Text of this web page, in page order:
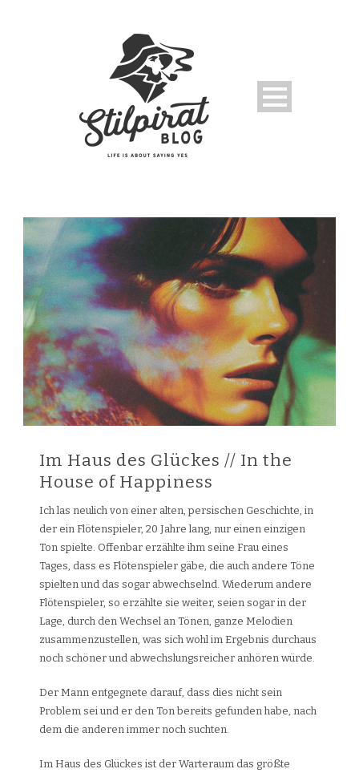
Im Haus des Glückes // In the
House of Happiness
Ich las neulich von einer alten, persischen Geschichte, in
der ein Flötenspieler, 20 Jahre lang, nur einen einzigen
Ton spielte. Offenbar erzählte ihm seine Frau eines
Tages, dass es Flötenspieler gäbe, die auch andere Töne
spielten und das sogar abwechselnd. Wiederum andere
Flötenspieler, so erzählte sie weiter, seien sogar in der
Lage, durch den Wechsel an Tönen, ganze Melodien
zusammenzustellen, was sich wohl im Ergebnis durchaus
noch schöner und abwechslungsreicher anhören würde.
Der Mann entgegnete darauf, dass dies nicht sein
Problem sei und er den Ton bereits gefunden habe, nach
dem die anderen immer noch suchten.
Im Haus des Glückes ist der Warteraum das größte